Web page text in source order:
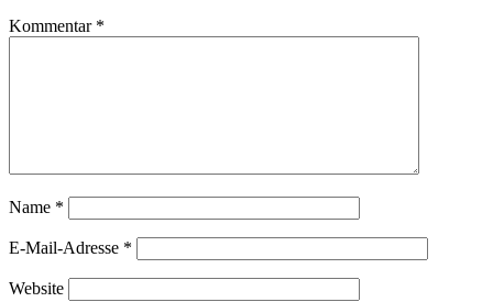
Kommentar *
Name *
E-Mail-Adresse *
Website